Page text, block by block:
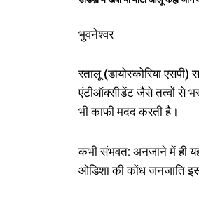
भुवनेश्वर
रतालू (डायोस्कोरिया
एंटीऑक्सीडेंट जैसे तत्वों से
भी काफी मदद करती है।
कभी संभवत: अनजाने में ही
ओडिशा की कोंध जनजाति